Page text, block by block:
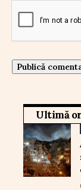
Ultimă